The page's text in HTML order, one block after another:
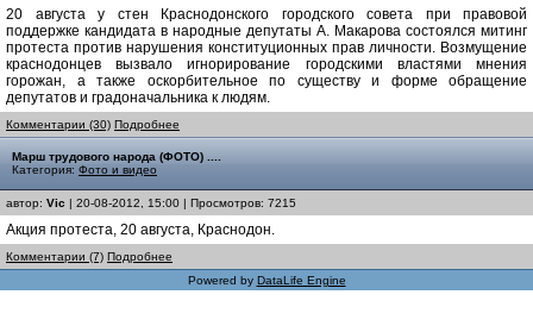
20 августа у стен Краснодонского городского совета при правовой
поддержке кандидата в народные депутаты А. Макарова состоялся митинг
протеста против нарушения конституционных прав личности. Возмущение
краснодонцев вызвало игнорирование городскими властями мнения
горожан, а также оскорбительное по существу и форме обращение
депутатов и градоначальника к людям.
Комментарии (30) Подробнее
Марш трудового народа (ФОТО) ....
Категория: Фото и видео
автор: Vic | 20-08-2012, 15:00 | Просмотров: 7215
Акция протеста, 20 августа, Краснодон.
Комментарии (7) Подробнее
Powered by DataLife Engine